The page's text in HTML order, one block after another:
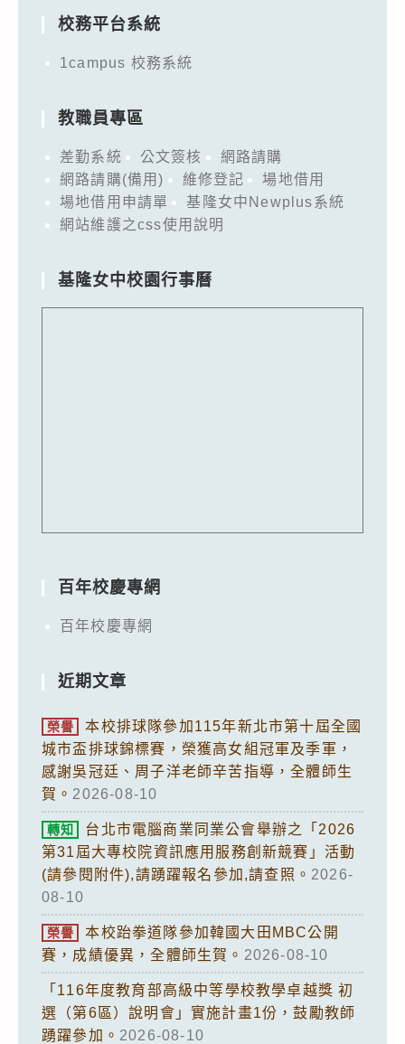
校務平台系統
1campus 校務系統
教職員專區
差勤系統 公文簽核
網路請購
網路請購(備用)
維修登記
場地借用
場地借用申請單
基隆女中Newplus系統
網站維護之css使用說明
基隆女中校園行事曆
百年校慶專網
百年校慶專網
近期文章
榮譽
本校排球隊參加115年新北市第十屆全國
城市盃排球錦標賽，榮獲高女組冠軍及季軍，
感謝吳冠廷、周子洋老師辛苦指導，全體師生
賀。 2026-08-10
轉知
台北市電腦商業同業公會舉辦之「2026
第31屆大專校院資訊應用服務創新競賽」活動
(請參閱附件),請踴躍報名參加,請查照。 2026-
08-10
榮譽
本校跆拳道隊參加韓國大田MBC公開
賽，成績優異，全體師生賀。 2026-08-10
「116年度教育部高級中等學校教學卓越獎 初
選（第6區）說明會」實施計畫1份，鼓勵教師
踴躍參加。 2026-08-10